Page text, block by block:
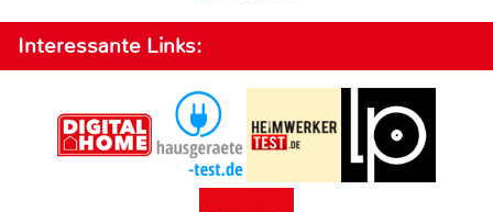
Interessante Links: